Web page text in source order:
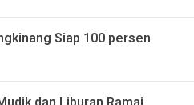
Siap 100 persen